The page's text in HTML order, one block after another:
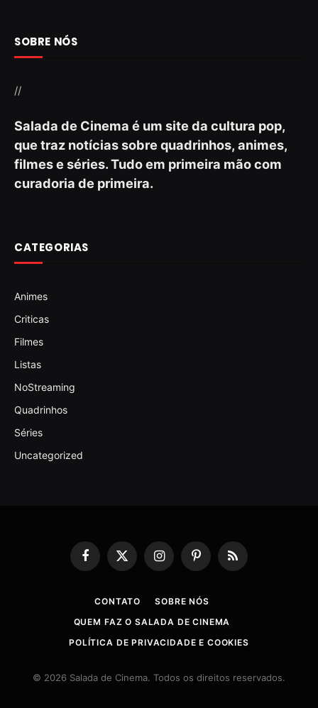
SOBRE NÓS
//
Salada de Cinema é um site da cultura pop,
que traz notícias sobre quadrinhos, animes,
filmes e séries. Tudo em primeira mão com
curadoria de primeira.
CATEGORIAS
Animes
Criticas
Filmes
Listas
NoStreaming
Quadrinhos
Séries
Uncategorized
Facebook
X
InstagramPinterestRSS
CONTATO
SOBRE NÓS
QUEM FAZ O SALADA DE CINEMA
POLÍTICA DE PRIVACIDADE E COOKIES
© 2026 Salada de Cinema. Todos os direitos reservados.